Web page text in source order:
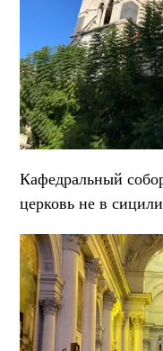
Кафедральный
церковь не в